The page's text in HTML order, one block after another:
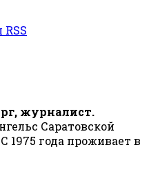
журналист.
Саратовской
1975 года проживает в